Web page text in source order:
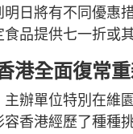
明日將有不同優惠
品提供七一折或
港全面復常
主辦單位特別在維
容香港經歷了種種